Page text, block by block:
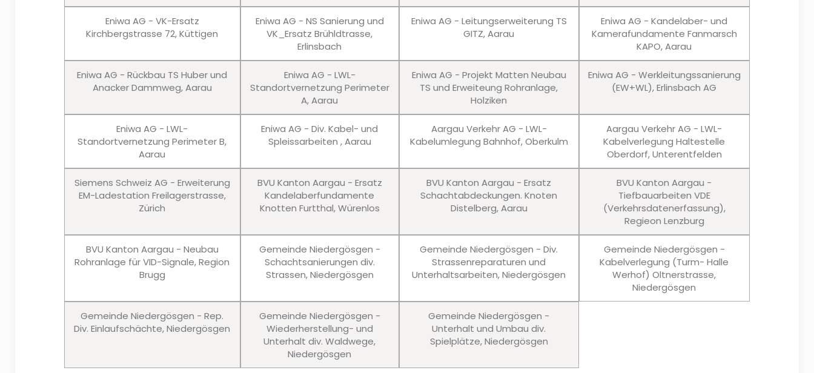
Eniwa AG - VK-Ersatz
Kirchbergstrasse 72, Küttigen
Eniwa AG - NS Sanierung und
VK_Ersatz Brühldtrasse,
Erlinsbach
Eniwa AG - Leitungserweiterung TS
GITZ, Aarau
Eniwa AG - Kandelaber- und
Kamerafundamente Fanmarsch
KAPO, Aarau
Eniwa AG - Rückbau TS Huber und
Anacker Dammweg, Aarau
Eniwa AG - LWL-
Standortvernetzung Perimeter
A, Aarau
Eniwa AG - Projekt Matten Neubau
TS und Erweiteung Rohranlage,
Holziken
Eniwa AG - Werkleitungssanierung
(EW+WL), Erlinsbach AG
Eniwa AG - LWL-
Standortvernetzung Perimeter B,
Aarau
Eniwa AG - Div. Kabel- und
Spleissarbeiten , Aarau
Aargau Verkehr AG - LWL-
Kabelumlegung Bahnhof, Oberkulm
Aargau Verkehr AG - LWL-
Kabelverlegung Haltestelle
Oberdorf, Unterentfelden
Siemens Schweiz AG - Erweiterung
EM-Ladestation Freilagerstrasse,
Zürich
BVU Kanton Aargau - Ersatz
Kandelaberfundamente
Knotten Furtthal, Würenlos
BVU Kanton Aargau - Ersatz
Schachtabdeckungen. Knoten
Distelberg, Aarau
BVU Kanton Aargau -
Tiefbauarbeiten VDE
(Verkehrsdatenerfassung),
Regieon Lenzburg
BVU Kanton Aargau - Neubau
Rohranlage für VID-Signale, Region
Brugg
Gemeinde Niedergösgen -
Schachtsanierungen div.
Strassen, Niedergösgen
Gemeinde Niedergösgen - Div.
Strassenreparaturen und
Unterhaltsarbeiten, Niedergösgen
Gemeinde Niedergösgen -
Kabelverlegung (Turm- Halle
Werhof) Oltnerstrasse,
Niedergösgen
Gemeinde Niedergösgen - Rep.
Div. Einlaufschächte, Niedergösgen
Gemeinde Niedergösgen -
Wiederherstellung- und
Unterhalt div. Waldwege,
Niedergösgen
Gemeinde Niedergösgen -
Unterhalt und Umbau div.
Spielplätze, Niedergösgen